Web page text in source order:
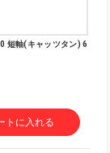
短軸(キャッツタン) 6
トに入れる